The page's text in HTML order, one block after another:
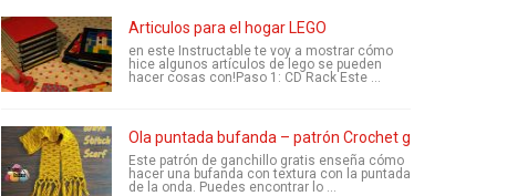
Articulos para el hogar LEGO
en este Instructable te voy a mostrar cómo
hice algunos artículos de lego se pueden
hacer cosas con!Paso 1: CD Rack Este ...
Ola puntada bufanda – patrón Crochet gratis
Este patrón de ganchillo gratis enseña cómo
hacer una bufanda con textura con la puntada
de la onda. Puedes encontrar lo ...